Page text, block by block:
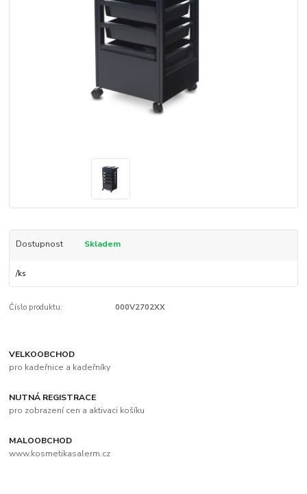
Dostupnost Skladem
/ks
Číslo produktu: 000V2702XX
VELKOOBCHOD
pro kadeřnice a kadeřníky
NUTNÁ REGISTRACE
pro zobrazení cen a aktivaci košíku
MALOOBCHOD
www.kosmetikasalerm.cz